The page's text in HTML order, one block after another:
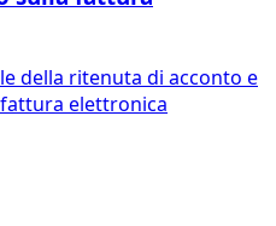
della ritenuta di acconto e
elettronica